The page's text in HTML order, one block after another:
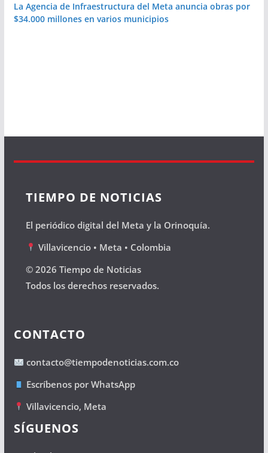
La Agencia de Infraestructura del Meta anuncia obras por
$34.000 millones en varios municipios
TIEMPO DE NOTICIAS
El periódico digital del Meta y la Orinoquía.
Villavicencio • Meta • Colombia
© 2026 Tiempo de Noticias
Todos los derechos reservados.
CONTACTO
contacto@tiempodenoticias.com.co
Escríbenos por WhatsApp
Villavicencio, Meta
SÍGUENOS